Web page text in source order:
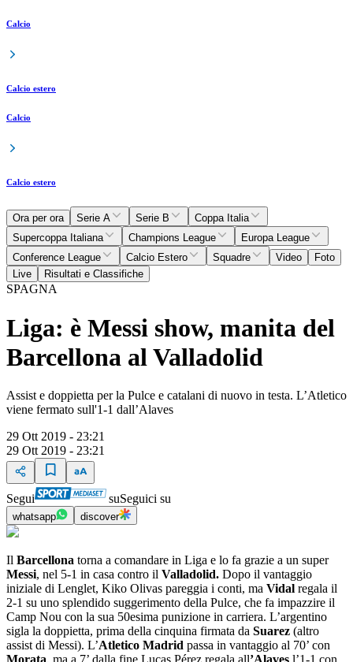
Calcio
Calcio estero
Calcio
Calcio estero
Ora per ora Serie A Serie B
Coppa Italia
Supercoppa Italiana
Champions League
Europa League
Conference League
Calcio Estero Squadre Video
Foto
Live
Risultati e Classifiche
SPAGNA
Liga: è Messi show, manita del
Barcellona al Valladolid
Assist e doppietta per la Pulce e catalani di nuovo in testa. L’Atletico
viene fermato sull'1-1 dall’Alaves
29 Ott 2019 - 23:21
29 Ott 2019 - 23:21
Segui suSeguici su
whatsapp discover
Il Barcellona torna a comandare in Liga e lo fa grazie a un super
Messi, nel 5-1 in casa contro il Valladolid. Dopo il vantaggio
iniziale di Lenglet, Kiko Olivas pareggia i conti, ma Vidal regala il
2-1 su uno splendido suggerimento della Pulce, che fa impazzire il
Camp Nou con la sua 50esima punizione in carriera. L’argentino
sigla la doppietta, prima della cinquina firmata da Suarez (altro
assist di Messi). L’Atletico Madrid passa in vantaggio al 70’ con
Morata, ma a 7’ dalla fine Lucas Pérez regala all’Alaves l’1-1 con